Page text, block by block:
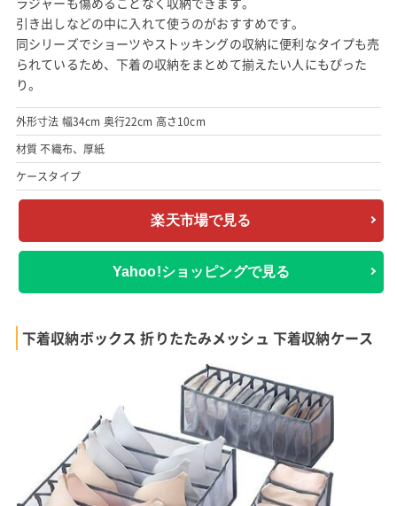
引き出しなどの中に入れて使うのがおすすめです。
同シリーズでショーツやストッキングの収納に便利なタイプも売
られているため、下着の収納をまとめて揃えたい人にもぴった
り。
外形寸法 幅34cm 奥行22cm 高さ10cm
材質 不織布、厚紙
ケースタイプ
楽天市場で見る
Yahoo!ショッピングで見る
下着収納ボックス 折りたたみメッシュ 下着収納ケース